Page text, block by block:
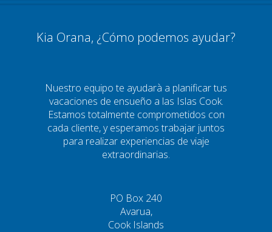
Kia Orana, ¿Cómo podemos ayudar?
Nuestro equipo te ayudarà a planificar tus
vacaciones de ensueño a las Islas Cook.
Estamos totalmente comprometidos con
cada cliente, y esperamos trabajar juntos
para realizar experiencias de viaje
extraordinarias.
PO Box 240
Avarua,
Cook Islands